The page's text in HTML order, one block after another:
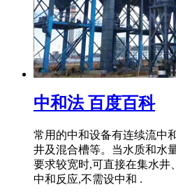
中和法 百度百科
常用的中和设备有连续流中
井及混合槽等。当水质和水
要求较宽时,可直接在集水井
中和反应,不需设中和 .